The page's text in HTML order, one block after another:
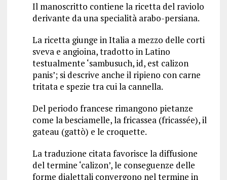
Il manoscritto contiene la ricetta del raviolo
derivante da una specialità arabo-persiana.
La ricetta giunge in Italia a mezzo delle corti
sveva e angioina, tradotto in Latino
testualmente ‘sambusuch, id, est calizon
panis’; si descrive anche il ripieno con carne
tritata e spezie tra cui la cannella.
Del periodo francese rimangono pietanze
come la besciamelle, la fricassea (fricassée), il
gateau (gattò) e le croquette.
La traduzione citata favorisce la diffusione
del termine ‘calizon’, le conseguenze delle
forme dialettali convergono nel termine in